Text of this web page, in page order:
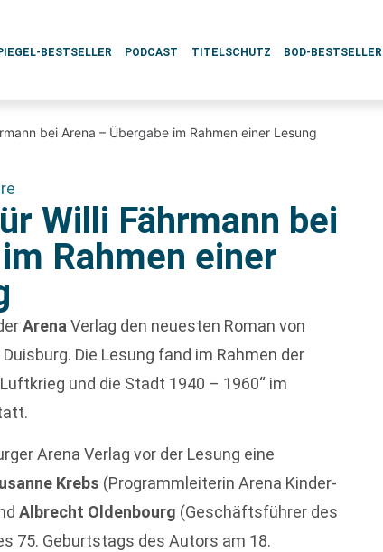
BESTSELLER PODCAST TITELSCHUTZ BOD-BESTSELLER
bei Arena – Übergabe im Rahmen einer Lesung
Willi Fährmann bei
Rahmen einer
Arena Verlag den neuesten Roman von
Duisburg. Die Lesung fand im Rahmen der
und die Stadt 1940 – 1960“ im
Arena Verlag vor der Lesung eine
Krebs (Programmleiterin Arena Kinder-
Albrecht Oldenbourg (Geschäftsführer des
75. Geburtstags des Autors am 18.